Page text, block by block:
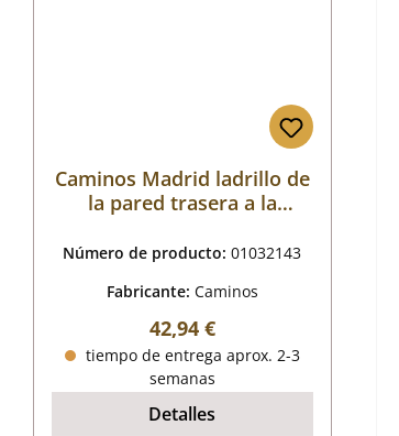
Caminos Madrid ladrillo de
la pared trasera a la
Número de producto:01032143
Fabricante: Caminos
Precio normal:
42,94 €
tiempo de entrega aprox. 2-3
semanas
Detalles